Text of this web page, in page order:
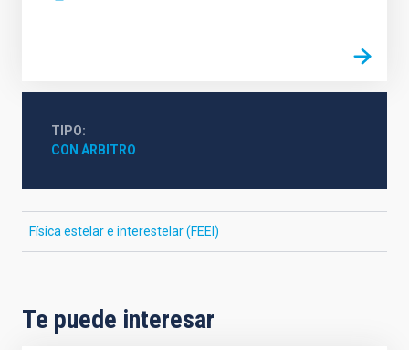
TIPO
CON ÁRBITRO
Física estelar e interestelar (FEEI)
Te puede interesar